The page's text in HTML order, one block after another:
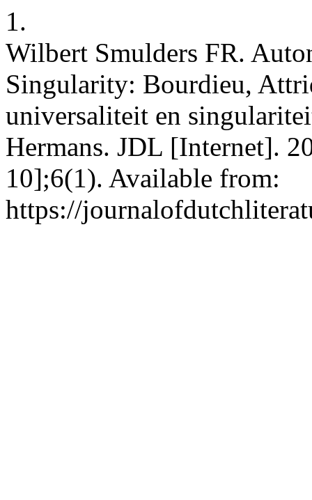
1.
Wilbert Smulders FR.
Singularity: Bourdieu,
universaliteit en
Hermans. JDL [Internet].
10];6(1). Available from:
https://